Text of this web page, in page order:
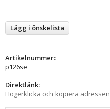
Lägg i önskelista
Artikelnummer:
p126se
Direktlänk:
Högerklicka och kopiera adressen